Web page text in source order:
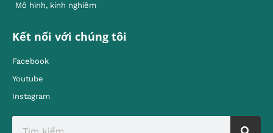
Mô hình, kinh nghiêm
Kết nối với chúng tôi
Facebook
Youtube
Instagram